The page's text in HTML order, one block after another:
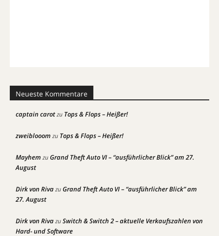
Neueste Kommentare
captain carotzu Tops & Flops – Heißer!
zweiblooom zu Tops & Flops – Heißer!
Mayhem zuGrand Theft Auto VI – “ausführlicher Blick” am 27.
August
Dirk von RivazuGrand Theft Auto VI – “ausführlicher Blick” am
27. August
Dirk von RivazuSwitch & Switch 2 – aktuelle Verkaufszahlen von
Hard- und Software